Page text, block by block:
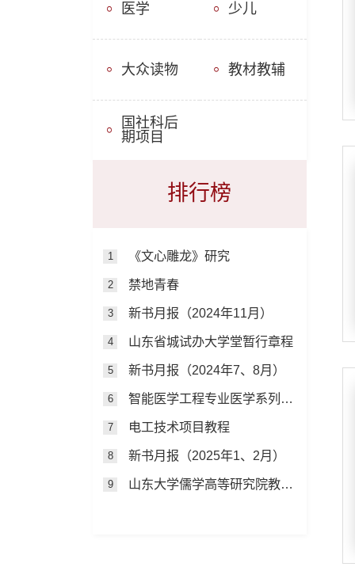
医学 少儿
大众读物 教材教辅
国社科后
期项目
排行榜
1 《文心雕龙》研究
2 禁地青春
3 新书月报（2024年11月）
4 山东省城试办大学堂暂行章程
5 新书月报（2024年7、8月）
6
7 电工技术项目教程
8 新书月报（2025年1、2月）
9 山东大学儒学高等研究院教授自选集